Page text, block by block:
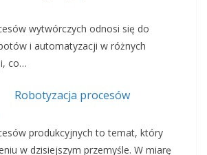
wytwórczych odnosi się do
i automatyzacji w różnych
co…
Robotyzacja procesów
produkcyjnych to temat, który
w dzisiejszym przemyśle. W miarę